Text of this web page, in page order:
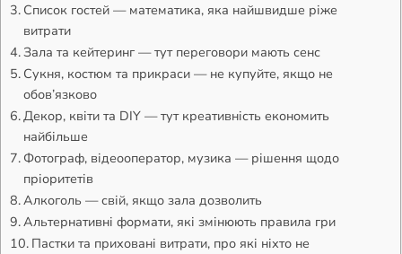
Список гостей — математика, яка найшвидше ріже
витрати
Зала та кейтеринг — тут переговори мають сенс
Сукня, костюм та прикраси — не купуйте, якщо не
обов’язково
Декор, квіти та DIY — тут креативність економить
найбільше
Фотограф, відеооператор, музика — рішення щодо
пріоритетів
Алкоголь — свій, якщо зала дозволить
Альтернативні формати, які змінюють правила гри
Пастки та приховані витрати, про які ніхто не